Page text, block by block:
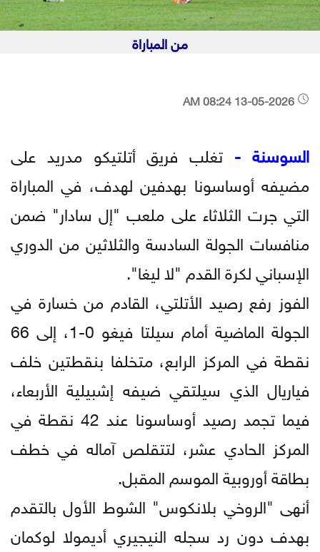
من المباراة
السوسنة - تغلب فريق أتلتيكو مدريد على
مضيفه أوساسونا بهدفين لهدف، في المباراة
التي جرت الثلاثاء على ملعب "إل سادار" ضمن
منافسات الجولة السادسة والثلاثين من الدوري
الإسباني لكرة القدم "لا ليغا".
الفوز رفع رصيد الأتلتي، القادم من خسارة في
الجولة الماضية أمام سيلتا فيغو 0-1، إلى 66
نقطة في المركز الرابع، متخلفا بنقطتين خلف
فياريال الذي سيلتقي ضيفه إشبيلية الأربعاء،
فيما تجمد رصيد أوساسونا عند 42 نقطة في
المركز الحادي عشر، لتتقلص آماله في خطف
بطاقة أوروبية الموسم المقبل.
أنهى "الروخي بلانكوس" الشوط الأول بالتقدم
بهدف دون رد سجله النيجيري أديمولا لوكمان